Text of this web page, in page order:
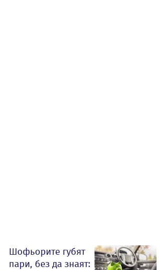
Шофьорите губят
пари, без да знаят: